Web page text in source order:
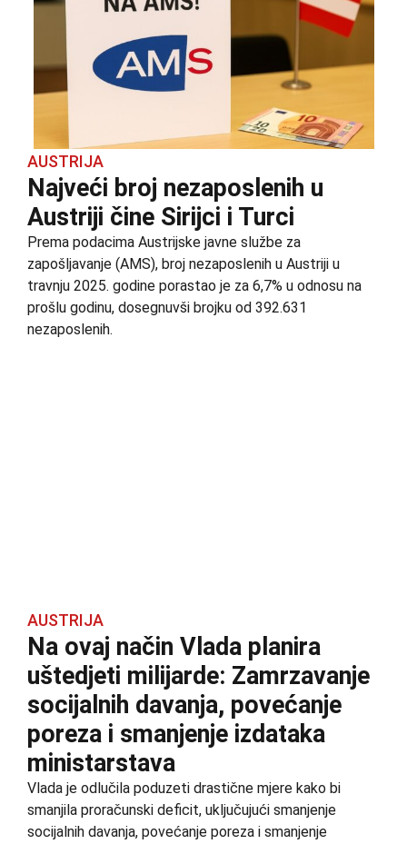
AUSTRIJA
Najveći broj nezaposlenih u
Austriji čine Sirijci i Turci
Prema podacima Austrijske javne službe za
zapošljavanje (AMS), broj nezaposlenih u Austriji u
travnju 2025. godine porastao je za 6,7% u odnosu na
prošlu godinu, dosegnuvši brojku od 392.631
nezaposlenih.
AUSTRIJA
Na ovaj način Vlada planira
uštedjeti milijarde: Zamrzavanje
socijalnih davanja, povećanje
poreza i smanjenje izdataka
ministarstava
Vlada je odlučila poduzeti drastične mjere kako bi
smanjila proračunski deficit, uključujući smanjenje
socijalnih davanja, povećanje poreza i smanjenje